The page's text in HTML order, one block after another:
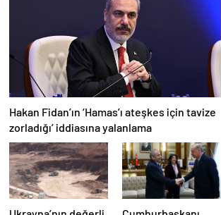
Hakan Fidan’ın ‘Hamas’ı ateşkes için tavize
zorladığı’ iddiasına yalanlama